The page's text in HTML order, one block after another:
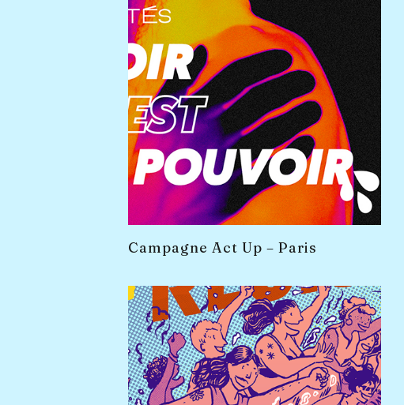
Campagne Act Up – Paris